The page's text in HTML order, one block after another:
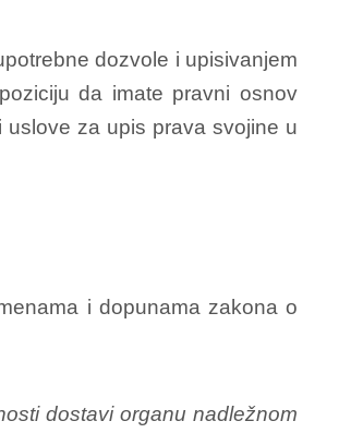
dozvole i upisivanjem
da imate pravni osnov
za upis prava svojine u
i dopunama zakona o
dostavi organu nadležnom